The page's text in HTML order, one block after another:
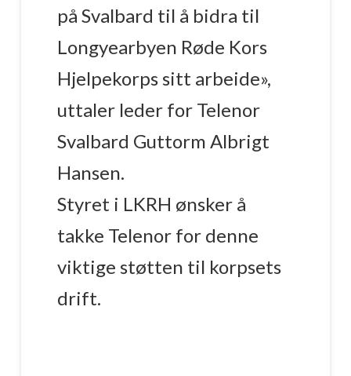
på Svalbard til å bidra til
Longyearbyen Røde Kors
Hjelpekorps sitt arbeide»,
uttaler leder for Telenor
Svalbard Guttorm Albrigt
Hansen.
Styret i LKRH ønsker å
takke Telenor for denne
viktige støtten til korpsets
drift.